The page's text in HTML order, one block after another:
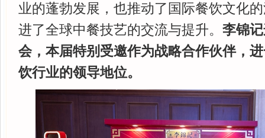
业的蓬勃发展，也推动了国际餐饮文化
进了全球中餐技艺的交流与提升。 李锦
会，本届特别受邀作为战略合作伙伴，
饮行业的领导地位。